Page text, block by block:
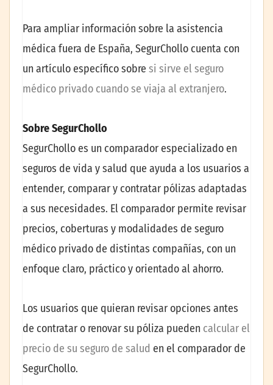
Para ampliar información sobre la asistencia
médica fuera de España, SegurChollo cuenta con
un artículo específico sobre si sirve el seguro
médico privado cuando se viaja al extranjero.
Sobre SegurChollo
SegurChollo es un comparador especializado en
seguros de vida y salud que ayuda a los usuarios a
entender, comparar y contratar pólizas adaptadas
a sus necesidades. El comparador permite revisar
precios, coberturas y modalidades de seguro
médico privado de distintas compañías, con un
enfoque claro, práctico y orientado al ahorro.
Los usuarios que quieran revisar opciones antes
de contratar o renovar su póliza pueden calcular el
precio de su seguro de salud en el comparador de
SegurChollo.